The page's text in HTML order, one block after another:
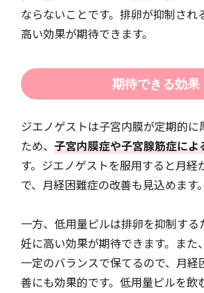
ならないことです。排卵が抑制され
高い効果が期待できます。
期待できる効果
ジエノゲストは子宮内膜が定期的に
ため、 子宮内膜症や子宮腺筋症によ
す。ジエノゲストを服用すると月経
で、月経困難症の改善も見込めます。
一方、低用量ピルは排卵を抑制す
妊に高い効果が期待できます。また
一定のバランスで保てるので、月経
善にも効果的です。低用量ピルを飲